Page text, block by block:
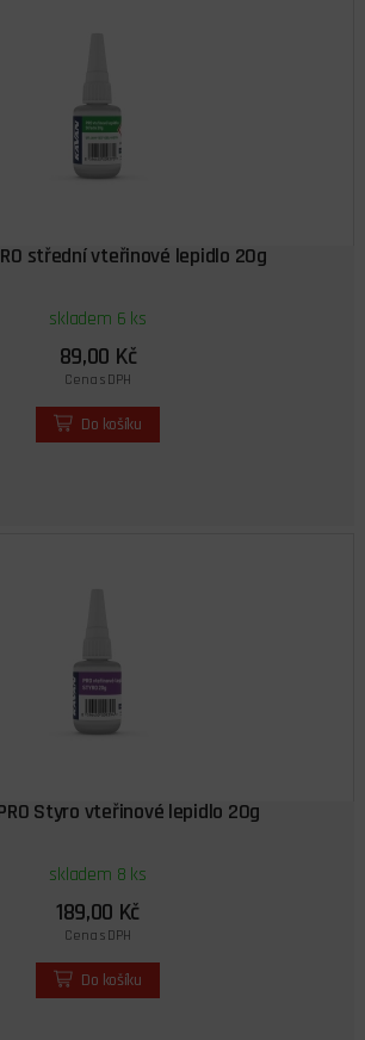
střední vteřinové lepidlo 20g
skladem 6 ks
89,00 Kč
Cena s DPH
Do košíku
Styro vteřinové lepidlo 20g
skladem 8 ks
189,00 Kč
Cena s DPH
Do košíku